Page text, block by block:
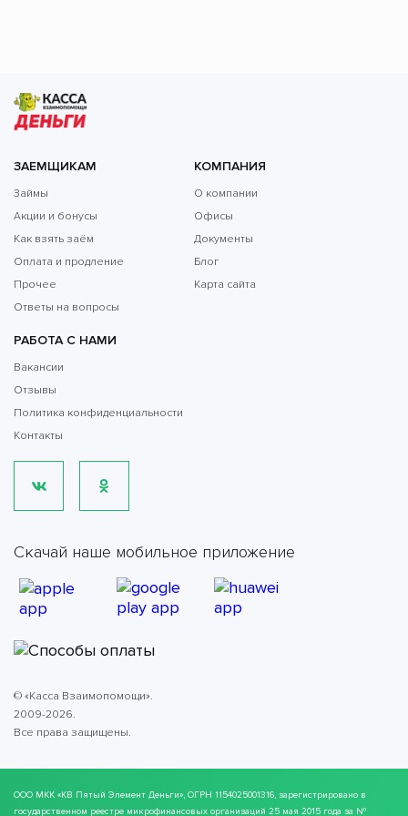
ЗАЕМЩИКАМ
Займы
Акции и бонусы
Как взять заём
Оплата и продление
Прочее
Ответы на вопросы
КОМПАНИЯ
О компании
Офисы
Документы
Блог
Карта сайта
РАБОТА С НАМИ
Вакансии
Отзывы
Политика конфиденциальности
Контакты
Скачай наше мобильное приложение
© «Касса Взаимопомощи».
2009-2026.
Все права защищены.
ООО МКК «КВ Пятый Элемент Деньги», ОГРН 1154025001316, зарегистрировано в
государственном реестре микрофинансовых организаций 25 мая 2015 года за №